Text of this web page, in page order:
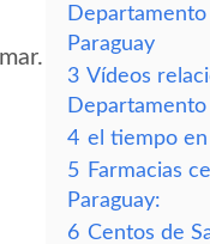
Paraguay
3 Vídeos
4 el tiempo en
5 Farmacias
Paraguay:
6 Centos de